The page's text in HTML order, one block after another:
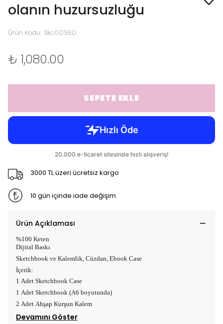
olanın huzursuzluğu
Ürün Kodu: Skc00360
₺ 1,080.00
SEPETE EKLE
3000 TL üzeri ücretsiz kargo
10 gün içinde iade değişim
Ürün Açıklaması
%100 Keten
Dijital Baskı
Sketchbook ve Kalemlik, Cüzdan, Ebook Case
İçerik:
1 Adet Sketchbook Case
1 Adet Sketchbook (A6 boyutunda)
2 Adet Ahşap Kurşun Kalem
Devamını Göster